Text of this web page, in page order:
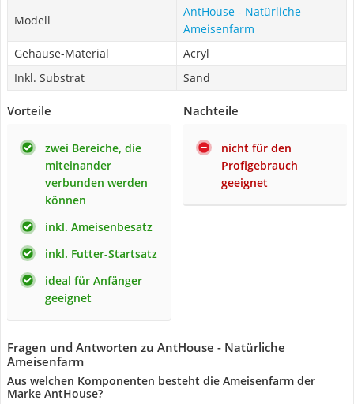
Modell
AntHouse - Natürliche
Ameisenfarm
Gehäuse-Material
Acryl
Inkl. Substrat
Sand
Vorteile
zwei Bereiche, die
miteinander
verbunden werden
können
inkl. Ameisenbesatz
inkl. Futter-Startsatz
ideal für Anfänger
geeignet
Nachteile
nicht für den
Profigebrauch
geeignet
Fragen und Antworten zu AntHouse - Natürliche
Ameisenfarm
Aus welchen Komponenten besteht die Ameisenfarm der
Marke AntHouse?